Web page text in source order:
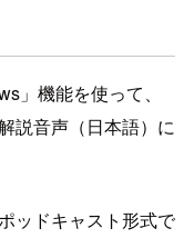
」機能を使って、
説音声（日本語）に
ッドキャスト形式で